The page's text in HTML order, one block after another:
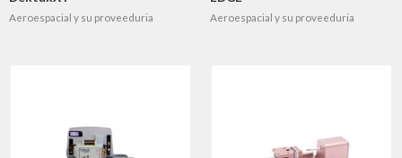
Aeroespacial y su proveeduria Aeroespacial y su proveeduria